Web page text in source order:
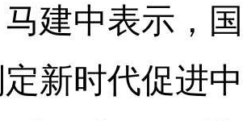
中表示，国
新时代促进